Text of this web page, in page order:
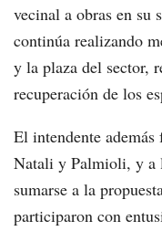
vecinal a obras en su
continúa realizando
y la plaza del sector,
recuperación de los
El intendente
Natali y Palmioli, y a
sumarse a la
participaron con